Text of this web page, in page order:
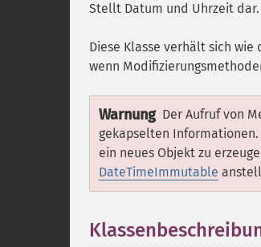
Stellt Datum und Uhrzeit dar.
Diese Klasse verhält sich wie
wenn
Warnung Der Aufruf von
gekapselten
ein neues Objekt zu
DateTimeImmutable